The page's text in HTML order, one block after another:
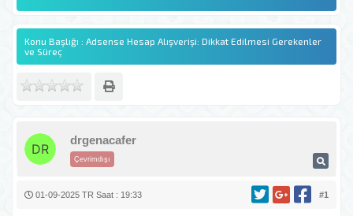
Konu Başlığı : Adsense Hesap Alışverişi: Dikkat Edilmesi Gerekenler
ve Süreç
Çevrimdışı
drgenacafer
#1
01-09-2025 TR Saat : 19:33